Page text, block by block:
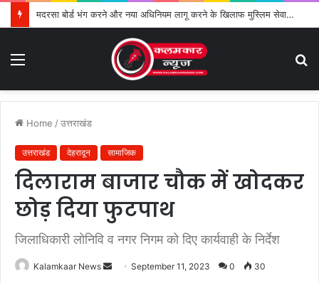
मदरसा बोर्ड भंग करने और नया अधिनियम लागू करने के खिलाफ मुस्लिम सेवा संगठन का विरोध तेज
Home /उत्तराखंड
उत्तराखंड देहरादून सामाजिक
दिलाराम बाजार चौक में खोदकर
छोड़ दिया फुटपाथ
जिलाधिकारी लोनिवि व नगर निगम को दिए कार्यवाही के निर्देश
Kalamkaar News September 11, 2023 0 30